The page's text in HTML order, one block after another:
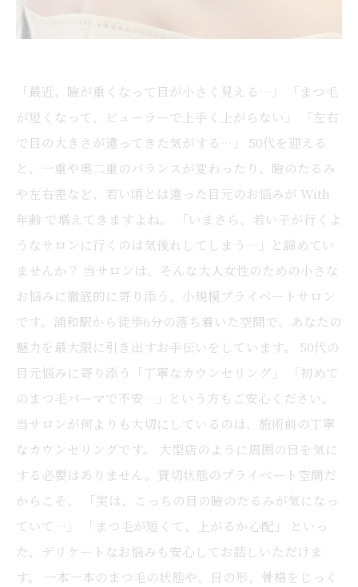
「最近、瞼が重くなって目が小さく見える…」 「まつ毛
が短くなって、ビューラーで上手く上がらない」 「左右
で目の大きさが違ってきた気がする…」 50代を迎える
と、一重や奥二重のバランスが変わったり、瞼のたるみ
や左右差など、若い頃とは違った目元のお悩みが With
年齢 で増えてきますよね。 「いまさら、若い子が行くよ
うなサロンに行くのは気後れしてしまう…」と諦めてい
ませんか？ 当サロンは、そんな大人女性のための小さな
お悩みに徹底的に寄り添う、小規模プライベートサロン
です。浦和駅から徒歩6分の落ち着いた空間で、あなたの
魅力を最大限に引き出すお手伝いをしています。 50代の
目元悩みに寄り添う「丁寧なカウンセリング」 「初めて
のまつ毛パーマで不安…」という方もご安心ください。
当サロンが何よりも大切にしているのは、施術前の丁寧
なカウンセリングです。 大型店のように周囲の目を気に
する必要はありません。貸切状態のプライベート空間だ
からこそ、 「実は、こっちの目の瞼のたるみが気になっ
ていて…」 「まつ毛が短くて、上がるか心配」 といっ
た、デリケートなお悩みも安心してお話しいただけま
す。 一本一本のまつ毛の状態や、目の形、骨格をじっく